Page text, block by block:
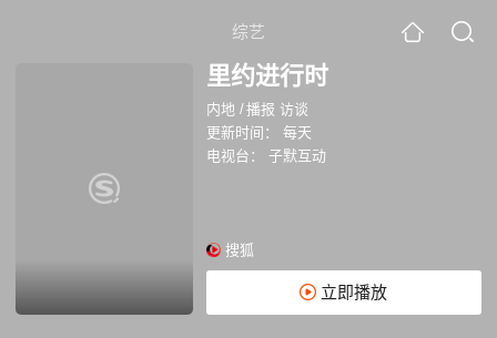
综艺
里约进行时
内地 /播报 访谈
更新时间：
每天
电视台：
子默互动
搜狐
立即播放